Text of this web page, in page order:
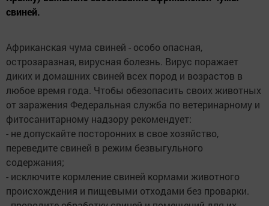
свиней.
Африканская чума свиней - особо опасная,
острозаразная, вирусная болезнь. Вирус поражает
диких и домашних свиней всех пород и возрастов в
любое время года. Чтобы обезопасить своих животных
от заражения Федеральная служба по ветеринарному и
фитосанитарному надзору рекомендует:
- не допускайте посторонних в свое хозяйство,
переведите свиней в режим безвыгульного
содержания;
- исключите кормление свиней кормами животного
происхождения и пищевыми отходами без проварки.